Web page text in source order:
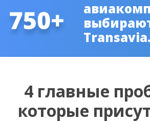
4 главные
которые